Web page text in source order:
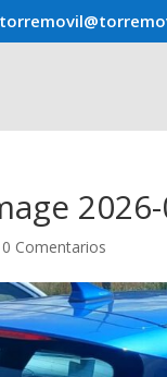
0 Comentarios